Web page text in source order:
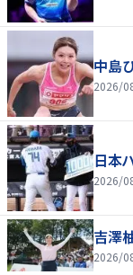
中島
2026/
日本
2026/
吉澤
2026/